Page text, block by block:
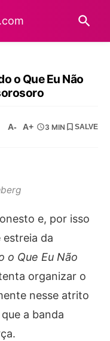
o Que Eu Não
A- A+ 3 MIN SALVE
e, por isso
da
o Que Eu Não
organizar o
nesse atrito
a banda